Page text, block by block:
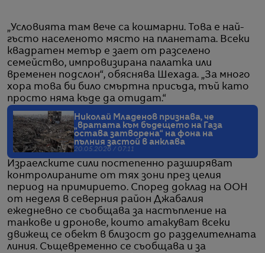
„Условията там вече са кошмарни. Това е най-
гъсто населеното място на планетата. Всеки
квадратен метър е зает от разселено
семейство, импровизирана палатка или
временен подслон“, обяснява Шехада. „За много
хора това би било смъртна присъда, тъй като
просто няма къде да отидат.“
Николай Младенов признава, че
„вратата към бъдещето на Газа
остава затворена“ на фона на
пълния застой в анклава
20.05.2026 / 07:11
Израелските сили постепенно разширяват
контролираните от тях зони през целия
период на примирието. Според доклад на ООН
от неделя в северния район Джабалия
ежедневно се съобщава за настъпление на
танкове и дронове, които атакуват всеки
движещ се обект в близост до разделителната
линия. Същевременно се съобщава и за